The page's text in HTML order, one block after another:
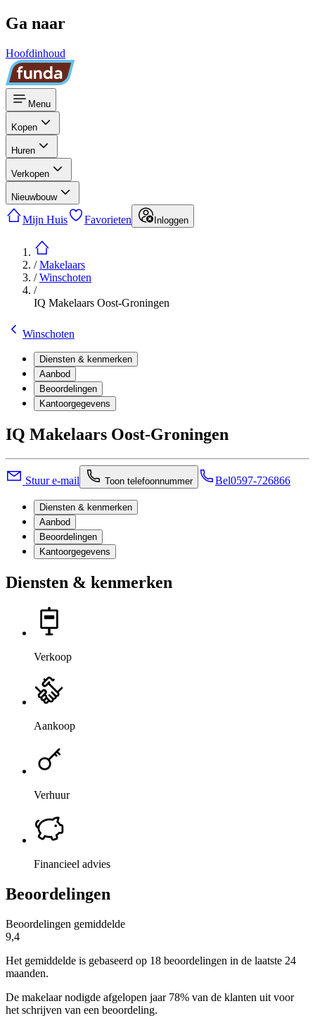
Ga naar
Hoofdinhoud
Menu
Kopen
Huren
Verkopen
Nieuwbouw
Mijn Huis Favorieten Inloggen
/Makelaars
/Winschoten
/
IQ Makelaars Oost-Groningen
Winschoten
Diensten & kenmerken
Aanbod
Beoordelingen
Kantoorgegevens
IQ Makelaars Oost-Groningen
Stuur e-mail Toon telefoonnummer Bel0597-726866
Diensten & kenmerken
Aanbod
Beoordelingen
Kantoorgegevens
Diensten & kenmerken
Verkoop
Aankoop
Verhuur
Financieel advies
Beoordelingen
Beoordelingen gemiddelde
9,4
Het gemiddelde is gebaseerd op 18 beoordelingen in de laatste 24
maanden.
De makelaar nodigde afgelopen jaar 78% van de klanten uit voor
het schrijven van een beoordeling.